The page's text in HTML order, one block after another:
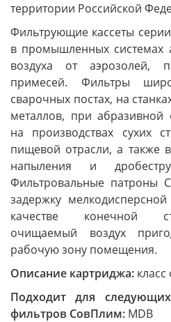
территории Российской
Фильтрующие кассеты серии
в промышленных системах
воздуха от аэрозолей,
примесей. Фильтры
сварочных постах, на
металлов, при абразивной
на производствах сухих
пищевой отрасли, а также
напыления и
Фильтровальные патроны
задержку
качестве конечной
очищаемый воздух
рабочую зону помещения.
Описание картриджа: класс
Подходит для
фильтров СовПлим: MDB